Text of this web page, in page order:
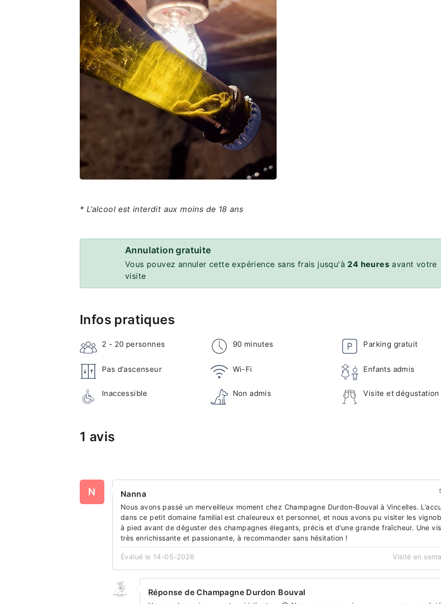
* L’alcool est interdit aux moins de 18 ans
Annulation gratuite
Vous pouvez annuler cette expérience sans frais jusqu'à 24 heuresavant votre
visite
Infos pratiques
2 - 20 personnes 90 minutes Parking gratuit
Pas d'ascenseur Wi-Fi Enfants admis
Inaccessible Non admis Visite et dégustation
1 avis
N Nanna
Nous avons passé un merveilleux moment chez Champagne Durdon-Bouval à Vincelles.
dans ce petit domaine familial est chaleureux et personnel, et nous avons pu visiter les
à pied avant de déguster des champagnes élegants, précis et d’une grande fraîcheur. Une
très enrichissante et passionante, à recommander sans hésitation !
Évalué le 14-05-2026 Visité en
Réponse de Champagne Durdon Bouval